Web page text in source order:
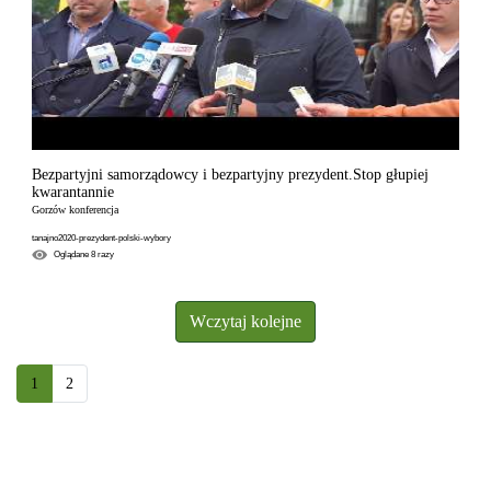
Bezpartyjni samorządowcy i bezpartyjny prezydent.Stop głupiej
kwarantannie
Gorzów konferencja
tanajno2020-prezydent-polski-wybory
Oglądane8 razy
Wczytaj kolejne
1 2